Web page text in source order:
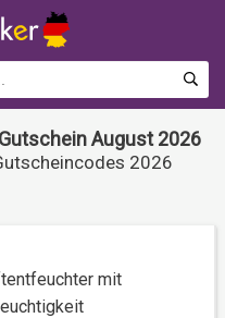
August 2026
2026
mit